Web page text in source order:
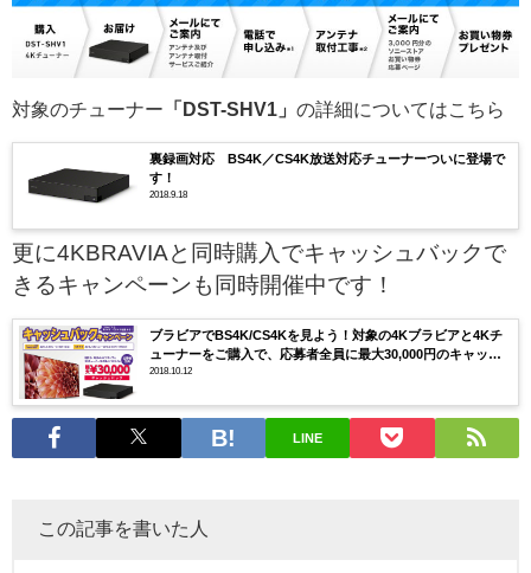
対象のチューナー 「DST-SHV1」 の詳細についてはこちら
裏録画対応 BS4K／CS4K放送対応チューナーついに登場で
す！
2018.9.18
更に4KBRAVIAと同時購入でキャッシュバックで
きるキャンペーンも同時開催中です！
ブラビアでBS4K/CS4Kを見よう！対象の4Kブラビアと4Kチ
ューナーをご購入で、応募者全員に最大30,000円のキャッシ
ュバック！
2018.10.12
LINE
この記事を書いた人